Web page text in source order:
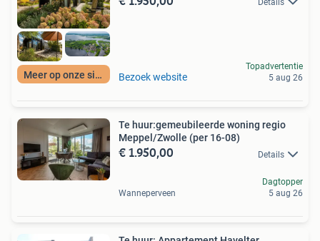
Meer op onze site
Details
Bezoek website
Topadvertentie
5 aug 26
Te huur:gemeubileerde woning regio
Meppel/Zwolle (per 16-08)
€ 1.950,00 Details
Wanneperveen
Dagtopper
5 aug 26